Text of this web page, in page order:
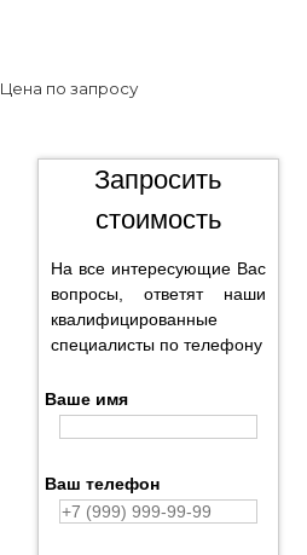
Цена по запросу
Запросить
стоимость
На все интересующие Вас
вопросы, ответят наши
квалифицированные
специалисты по телефону
Ваше имя
Ваш телефон